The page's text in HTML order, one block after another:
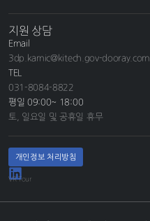
지원 상담
Email
3dp.kamic@kitech.gov-dooray.com
TEL
031-8084-8822
평일 09:00~ 18:00
토, 일요일 및 공휴일 휴무
개인정보 처리방침
VR Tour